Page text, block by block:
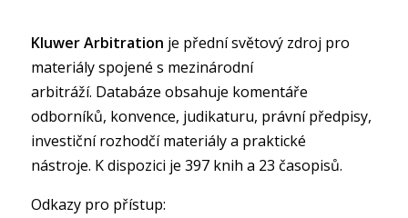
Kluwer Arbitration je přední světový zdroj pro
materiály spojené s mezinárodní
arbitráží. Databáze obsahuje komentáře
odborníků, konvence, judikaturu, právní předpisy,
investiční rozhodčí materiály a praktické
nástroje. K dispozici je 397 knih a 23 časopisů.
Odkazy pro přístup: